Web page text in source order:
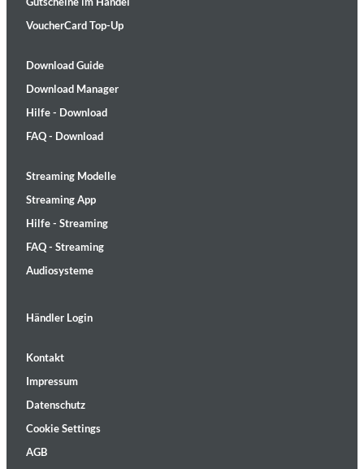
VoucherCard Top-Up
Download Guide
Download Manager
Hilfe - Download
FAQ - Download
Streaming Modelle
Streaming App
Hilfe - Streaming
FAQ - Streaming
Audiosysteme
Händler Login
Kontakt
Impressum
Datenschutz
Cookie Settings
AGB